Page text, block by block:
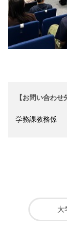
【お問い合わせ
学務課教務係
大